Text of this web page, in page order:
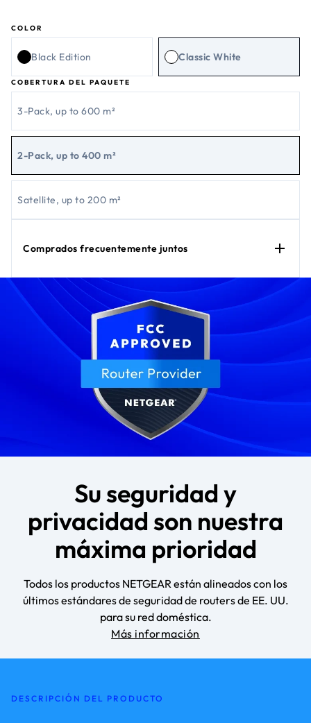
COLOR
Black Edition Classic White
COBERTURA DEL PAQUETE
3-Pack, up to 600 m²
2-Pack, up to 400 m²
Satellite, up to 200 m²
Comprados frecuentemente juntos
Su seguridad y
privacidad son nuestra
máxima prioridad
Todos los productos NETGEAR están alineados con los
últimos estándares de seguridad de routers de EE. UU.
para su red doméstica.
Más información
DESCRIPCIÓN DEL PRODUCTO